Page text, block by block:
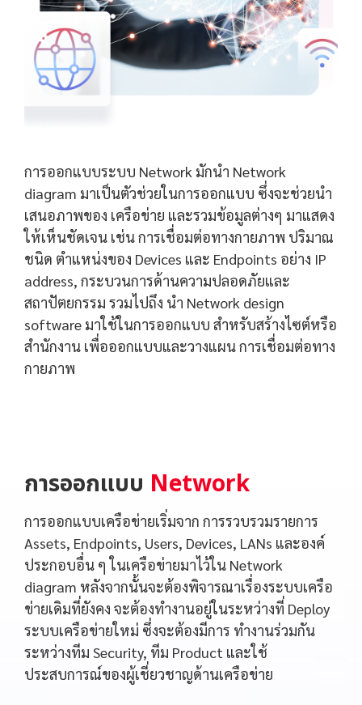
การออกแบบระบบ Network มักนำ Network
diagram มาเป็นตัวช่วยในการออกแบบ ซึ่งจะช่วยนำ
เสนอภาพของ เครือข่าย และรวมข้อมูลต่างๆ มาแสดง
ให้เห็นชัดเจน เช่น การเชื่อมต่อทางกายภาพ ปริมาณ
ชนิด ตำแหน่งของ Devices และ Endpoints อย่าง IP
address, กระบวนการด้านความปลอดภัยและ
สถาปัตยกรรม รวมไปถึง นำ Network design
software มาใช้ในการออกแบบ สำหรับสร้างไซต์หรือ
สำนักงาน เพื่อออกแบบและวางแผน การเชื่อมต่อทาง
กายภาพ
การออกแบบ Network
การออกแบบเครือข่ายเริ่มจาก การรวบรวมรายการ
Assets, Endpoints, Users, Devices, LANs และองค์
ประกอบอื่น ๆ ในเครือข่ายมาไว้ใน Network
diagram หลังจากนั้นจะต้องพิจารณาเรื่องระบบเครือ
ข่ายเดิมที่ยังคง จะต้องทำงานอยู่ในระหว่างที่ Deploy
ระบบเครือข่ายใหม่ ซึ่งจะต้องมีการ ทำงานร่วมกัน
ระหว่างทีม Security, ทีม Product และใช้
ประสบการณ์ของผู้เชี่ยวชาญด้านเครือข่าย